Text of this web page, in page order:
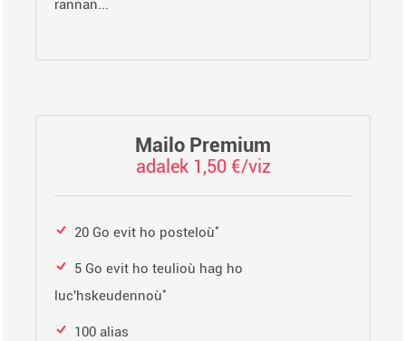
rannañ...
Mailo Premium
adalek 1,50 €/viz
20 Go evit ho posteloù*
5 Go evit ho teulioù hag ho
luc'hskeudennoù*
100 alias